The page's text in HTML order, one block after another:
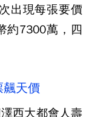
出現每張要價
約7300萬，四
天價
西大都會人壽